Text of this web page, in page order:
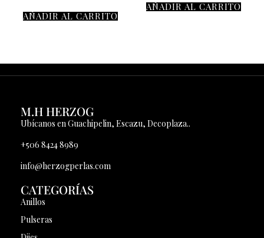
AÑADIR AL CARRITO
AÑADIR AL CARRITO
M.H HERZOG
Ubícanos en Guachipelin, Escazu, Decoplaza..
+506 8424 8989
info@herzogperlas.com
CATEGORÍAS
Anillos
Pulseras